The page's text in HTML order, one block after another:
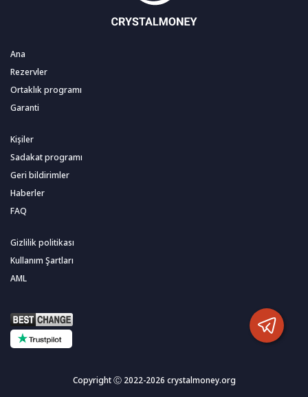
Ana
Rezervler
Ortaklık programı
Garanti
Kişiler
Sadakat programı
Geri bildirimler
Haberler
FAQ
Gizlilik politikası
Kullanım Şartları
AML
Copyright Ⓒ 2022-2026 crystalmoney.org